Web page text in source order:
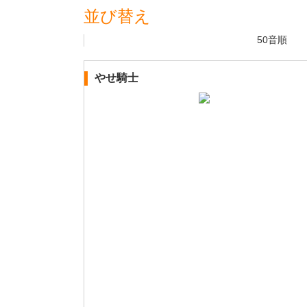
並び替え
50音順
やせ騎士